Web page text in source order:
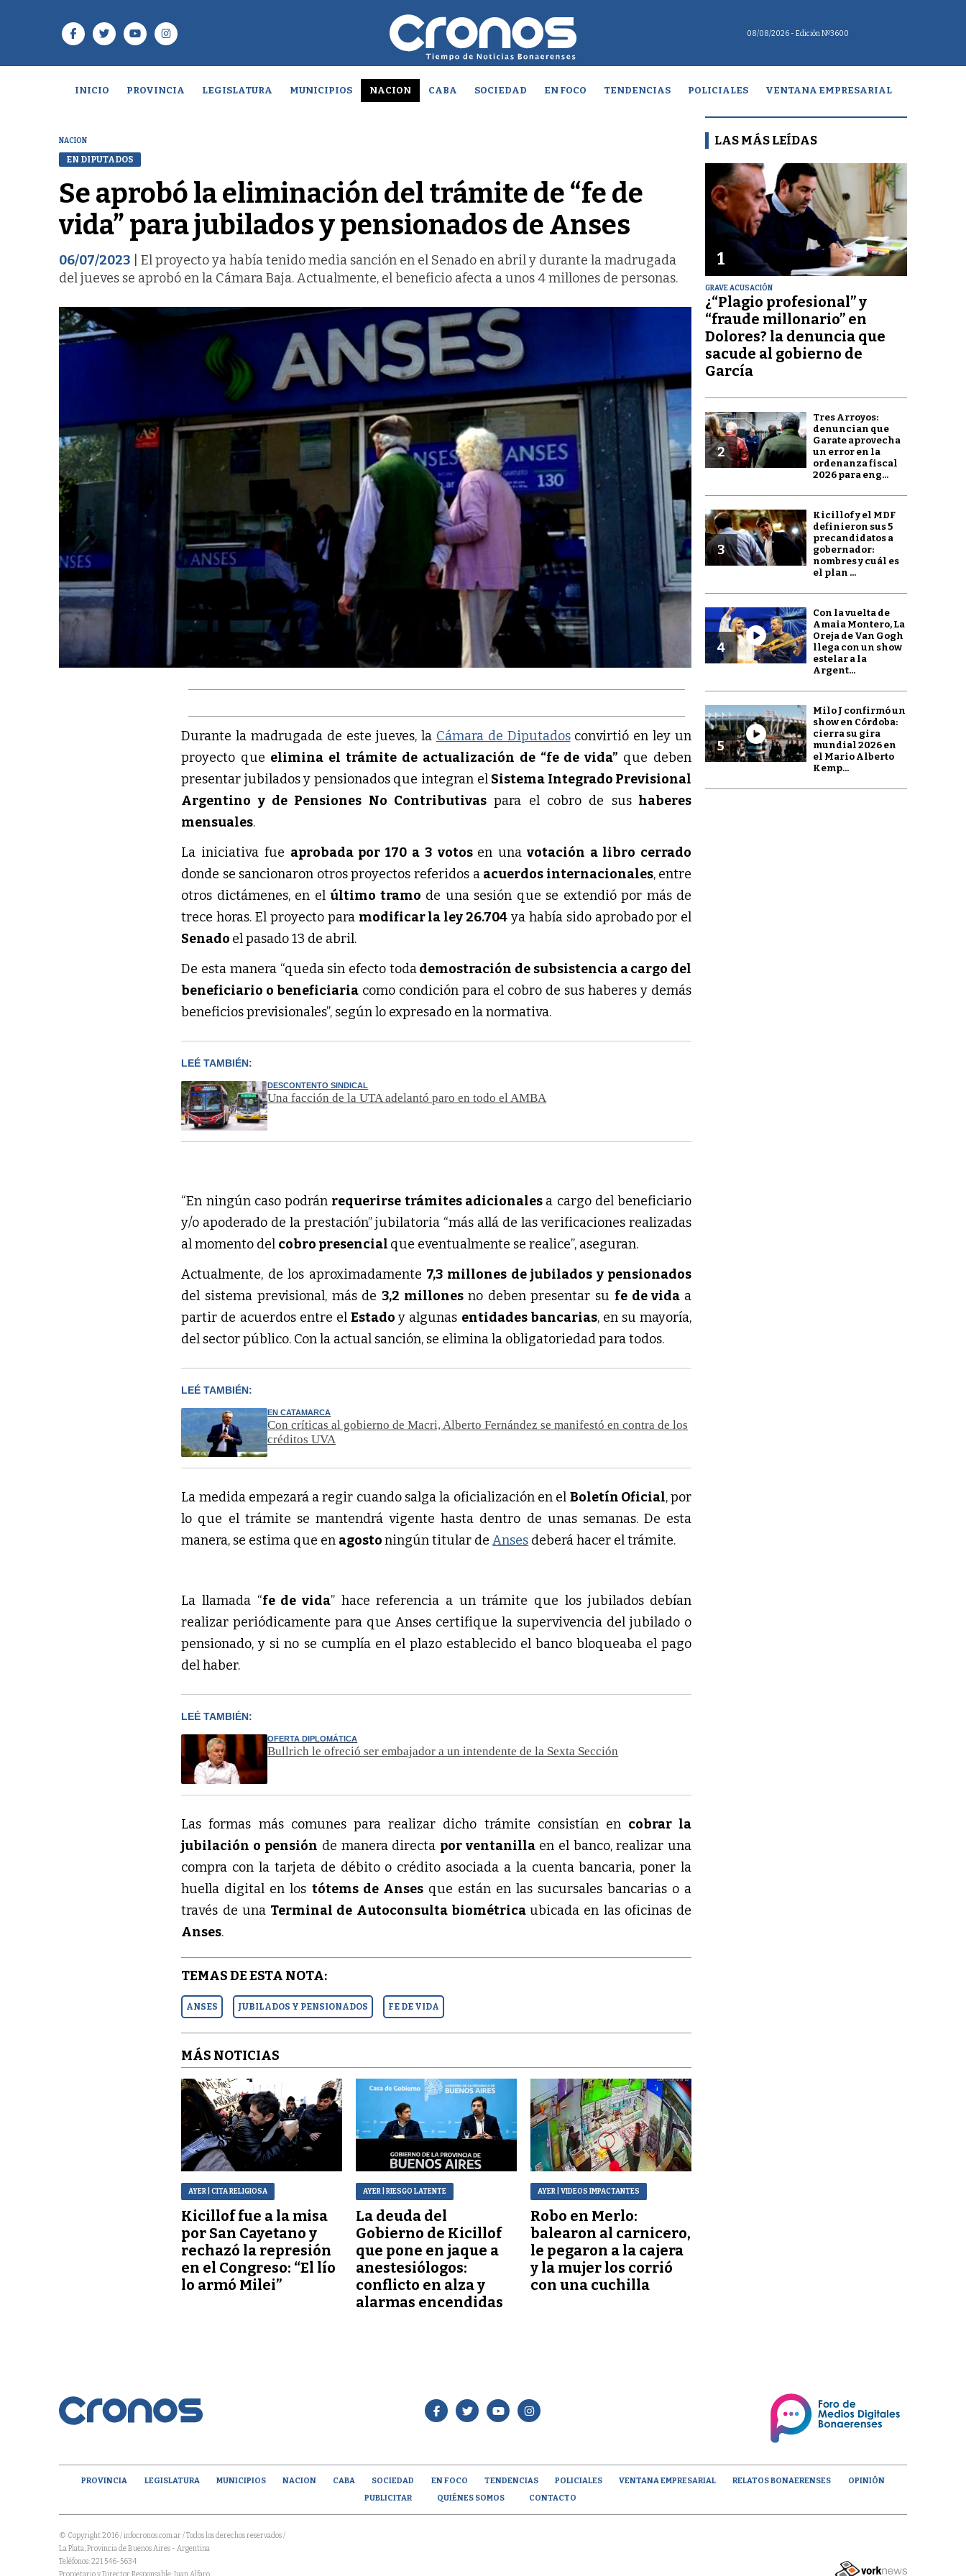
08/08/2026 - Edición Nº3600
INICIO PROVINCIA LEGISLATURA MUNICIPIOS NACION CABA SOCIEDAD EN FOCO TENDENCIAS POLICIALES VENTANA EMPRESARIAL
NACION
EN DIPUTADOS
Se aprobó la eliminación del trámite de “fe de
vida” para jubilados y pensionados de Anses
06/07/2023 | El proyecto ya había tenido media sanción en el Senado en abril y durante la madrugada
del jueves se aprobó en la Cámara Baja. Actualmente, el beneficio afecta a unos 4 millones de personas.
Durante la madrugada de este jueves, la Cámara de Diputadosconvirtió en ley un
proyecto que elimina el trámite de actualización de “fe de vida” que deben
presentar jubilados y pensionados que integran el Sistema Integrado Previsional
Argentino y de Pensiones No Contributivas para el cobro de sushaberes
mensuales.
La iniciativa fue aprobada por 170 a 3 votos en una votación a libro cerrado
donde se sancionaron otros proyectos referidos a acuerdos internacionales, entre
otros dictámenes, en elúltimo tramo de una sesión que se extendió por más de
trece horas. El proyecto para modificar la ley 26.704 ya había sido aprobado por el
Senado el pasado 13 de abril.
De esta manera “queda sin efecto todademostración de subsistencia a cargo del
beneficiario o beneficiaria como condición para el cobro de sus haberes y demás
beneficios previsionales”, según lo expresado en la normativa.
LEÉ TAMBIÉN:
DESCONTENTO SINDICAL
Una facción de la UTA adelantó paro en todo el AMBA
“En ningún caso podrán requerirse trámites adicionales a cargo del beneficiario
y/o apoderado de la prestación” jubilatoria “más allá de las verificaciones realizadas
al momento del cobro presencial que eventualmente se realice”, aseguran.
Actualmente, de los aproximadamente 7,3 millones de jubilados y pensionados
del sistema previsional, más de3,2 millones no deben presentar su fe de vida a
partir de acuerdos entre elEstadoy algunas entidades bancarias, en su mayoría,
del sector público. Con la actual sanción, se elimina la obligatoriedad para todos.
LEÉ TAMBIÉN:
EN CATAMARCA
Con críticas al gobierno de Macri, Alberto Fernández se manifestó en contra de los
créditos UVA
La medida empezará a regir cuando salga la oficialización en el Boletín Oficial, por
lo que el trámite se mantendrá vigente hasta dentro de unas semanas. De esta
manera, se estima que en agostoningún titular deAnses deberá hacer el trámite.
La llamada “fe de vida” hace referencia a un trámite que los jubilados debían
realizar periódicamente para que Anses certifique la supervivencia del jubilado o
pensionado, y si no se cumplía en el plazo establecido el banco bloqueaba el pago
del haber.
LEÉ TAMBIÉN:
OFERTA DIPLOMÁTICA
Bullrich le ofreció ser embajador a un intendente de la Sexta Sección
Las formas más comunes para realizar dicho trámite consistían en cobrar la
jubilación o pensión de manera directa por ventanilla en el banco, realizar una
compra con la tarjeta de débito o crédito asociada a la cuenta bancaria, poner la
huella digital en los tótems de Ansesque están en las sucursales bancarias o a
través de una Terminal de Autoconsulta biométricaubicada en las oficinas de
Anses.
TEMAS DE ESTA NOTA:
ANSES JUBILADOS Y PENSIONADOS FE DE VIDA
MÁS NOTICIAS
AYER | CITA RELIGIOSA
Kicillof fue a la misa
por San Cayetano y
rechazó la represión
en el Congreso: “El lío
lo armó Milei”
AYER | RIESGO LATENTE
La deuda del
Gobierno de Kicillof
que pone en jaque a
anestesiólogos:
conflicto en alza y
alarmas encendidas
AYER | VIDEOS IMPACTANTES
Robo en Merlo:
balearon al carnicero,
le pegaron a la cajera
y la mujer los corrió
con una cuchilla
LAS MÁS LEÍDAS
1
GRAVE ACUSACIÓN
¿“Plagio profesional” y
“fraude millonario” en
Dolores? la denuncia que
sacude al gobierno de
García
2
Tres Arroyos:
denuncian que
Garate aprovecha
un error en la
ordenanza fiscal
2026 para eng...
3
Kicillof y el MDF
definieron sus 5
precandidatos a
gobernador:
nombres y cuál es
el plan ...
4
Con la vuelta de
Amaia Montero, La
Oreja de Van Gogh
llega con un show
estelar a la
Argent...
5
Milo J confirmó un
show en Córdoba:
cierra su gira
mundial 2026 en
el Mario Alberto
Kemp...
PROVINCIA LEGISLATURA MUNICIPIOS NACION CABA SOCIEDAD EN FOCO TENDENCIAS POLICIALES VENTANA EMPRESARIAL RELATOS BONAERENSES
OPINIÓN
PUBLICITAR
QUIÉNES SOMOS CONTACTO
© Copyright 2016 / infocronos.com.ar / Todos los derechos reservados /
La Plata, Provincia de Buenos Aires - Argentina
Teléfonos: 221 546-5634